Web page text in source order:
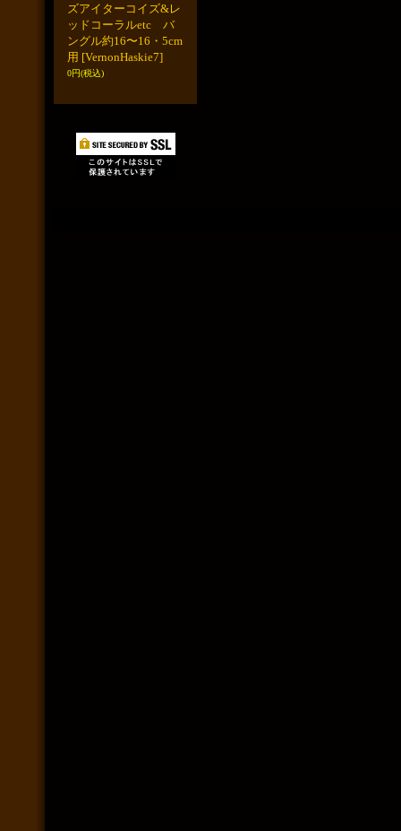
ズアイターコイズ&レ
ッドコーラルetc バ
ングル約16〜16・5cm
用 [VernonHaskie7]
0円(税込)